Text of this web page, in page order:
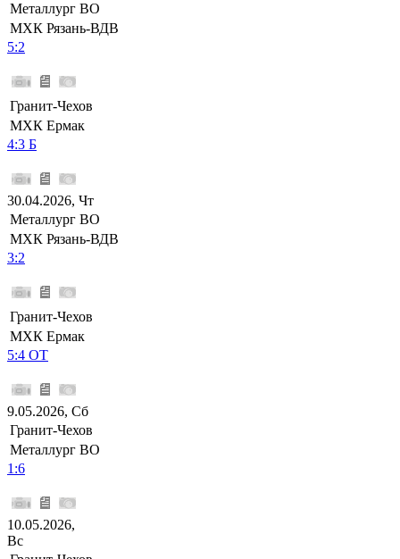
Металлург ВО
МХК Рязань-ВДВ
5:2
Гранит-Чехов
МХК Ермак
4:3 Б
30.04.2026, Чт
Металлург ВО
МХК Рязань-ВДВ
3:2
Гранит-Чехов
МХК Ермак
5:4 ОТ
9.05.2026, Сб
Гранит-Чехов
Металлург ВО
1:6
10.05.2026,
Вс